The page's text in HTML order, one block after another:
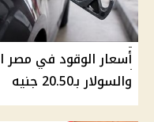
والسولار بـ20.50 جنيه